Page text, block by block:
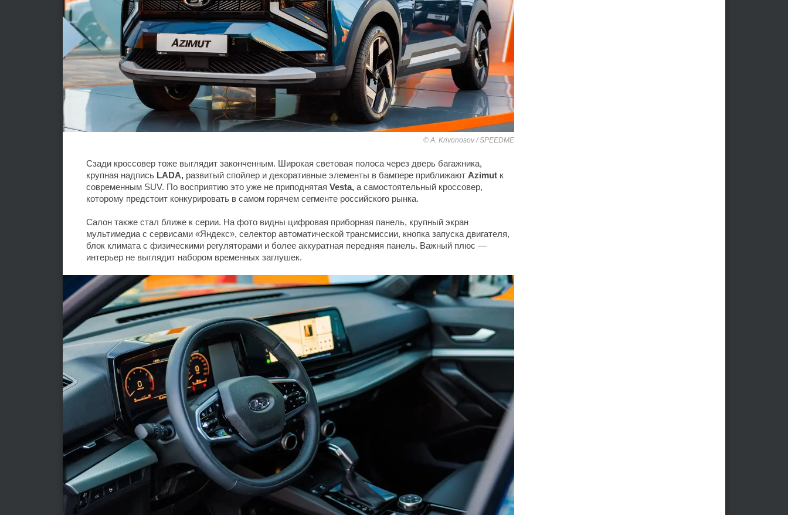
A. Krivonosov / SPEEDME
Сзади кроссовер тоже выглядит законченным. Широкая световая полоса через дверь багажника,
крупная надпись LADA, развитый спойлер и декоративные элементы в бампере приближают Azimut к
современным SUV. По восприятию это уже не приподнятая Vesta, а самостоятельный кроссовер,
которому предстоит конкурировать в самом горячем сегменте российского рынка.
Салон также стал ближе к серии. На фото видны цифровая приборная панель, крупный экран
мультимедиа с сервисами «Яндекс», селектор автоматической трансмиссии, кнопка запуска двигателя,
блок климата с физическими регуляторами и более аккуратная передняя панель. Важный плюс —
интерьер не выглядит набором временных заглушек.